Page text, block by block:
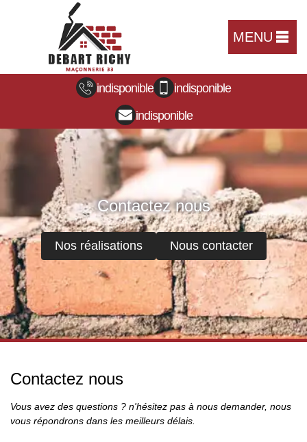
MENU
indisponible
indisponible
indisponible
Contactez nous
Nos réalisations Nous contacter
Contactez nous
Vous avez des questions ? n'hésitez pas à nous demander, nous
vous répondrons dans les meilleurs délais.